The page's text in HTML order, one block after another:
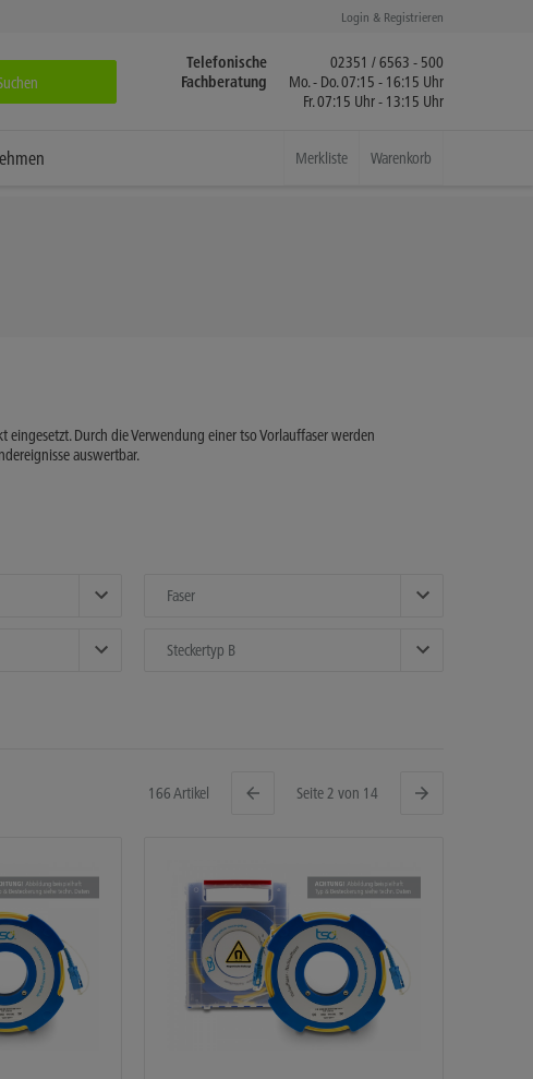
Login & Registrieren
Telefonische
Fachberatung
02351 / 6563 - 500
Mo. - Do. 07:15 - 16:15 Uhr
Fr. 07:15 Uhr - 13:15 Uhr
Merkliste Warenkorb
Durch die Verwendung einer tso Vorlauffaser werden
auswertbar.
Faser
Steckertyp B
166 Artikel Seite 2 von 14